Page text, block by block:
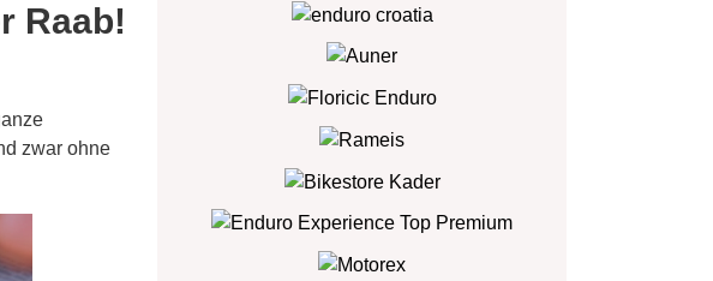
Raab!
zwar ohne